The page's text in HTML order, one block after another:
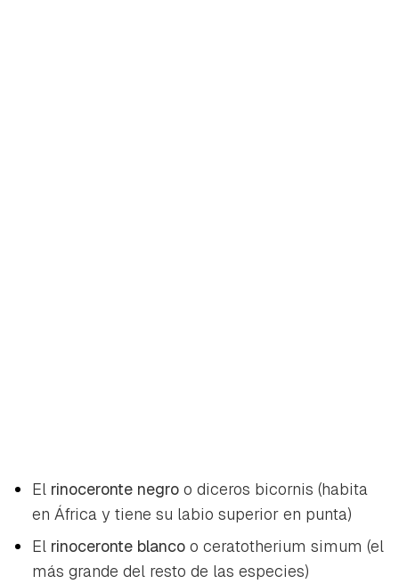
El rinoceronte negro o diceros bicornis (habita
en África y tiene su labio superior en punta)
El rinoceronte blanco o ceratotherium simum (el
más grande del resto de las especies)